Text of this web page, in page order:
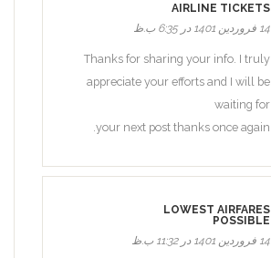
AIRLINE TICKETS
14 فروردین 1401 در 6:35 ب.ظ
Thanks for sharing your info. I truly
appreciate your efforts and I will be
waiting for
your next post thanks once again.
LOWEST AIRFARES
POSSIBLE
14 فروردین 1401 در 11:32 ب.ظ